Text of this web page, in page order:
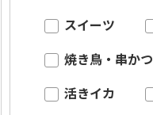
スイーツ
焼き鳥・串かつ
活きイカ